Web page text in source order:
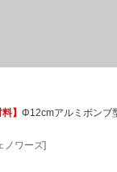
料】 Φ12cmアルミボンブ
ノワーズ]